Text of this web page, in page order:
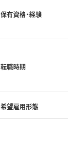
保有資格・経験
転職時期
希望雇用形態